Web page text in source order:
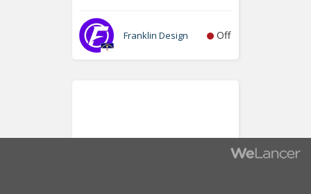
Franklin Design Off